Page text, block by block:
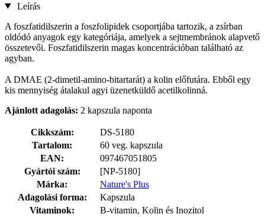
Leírás
A foszfatidilszerin a foszfolipidek csoportjába tartozik, a zsírban
oldódó anyagok egy kategóriája, amelyek a sejtmembránok alapvető
összetevői. Foszfatidilszerin magas koncentrációban található az
agyban.
A DMAE (2-dimetil-amino-bitartarát) a kolin előfutára. Ebből egy
kis mennyiség átalakul agyi üzenetküldő acetilkolinná.
Ajánlott adagolás: 2 kapszula naponta
Cikkszám:
DS-5180
Tartalom:
60 veg. kapszula
EAN:
097467051805
Gyártói szám:
[NP-5180]
Márka:
Nature's Plus
Adagolási forma:
Kapszula
Vitaminok:
B-vitamin, Kolin és Inozitol